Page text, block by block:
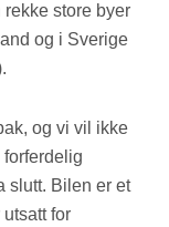
store byer
og i Sverige
og vi vil ikke
slutt. Bilen er et
for